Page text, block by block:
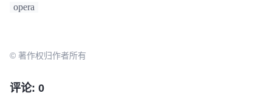
opera
© 著作权归作者所有
评论: 0